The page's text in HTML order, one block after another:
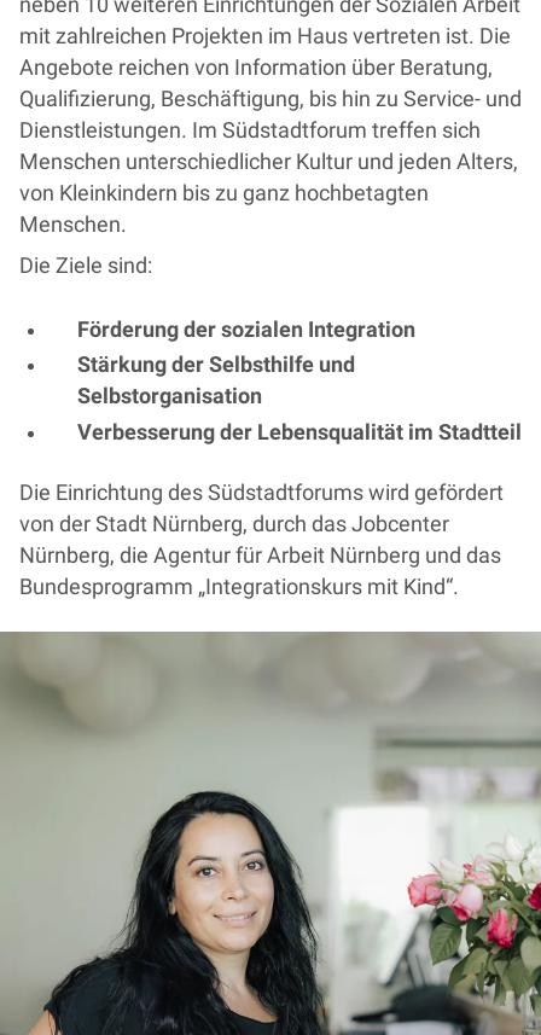
neben 10 weiteren Einrichtungen der Sozialen Arbeit
mit zahlreichen Projekten im Haus vertreten ist. Die
Angebote reichen von Information über Beratung,
Qualifizierung, Beschäftigung, bis hin zu Service- und
Dienstleistungen. Im Südstadtforum treffen sich
Menschen unterschiedlicher Kultur und jeden Alters,
von Kleinkindern bis zu ganz hochbetagten
Menschen.
Die Ziele sind:
Förderung der sozialen Integration
Stärkung der Selbsthilfe und
Selbstorganisation
Verbesserung der Lebensqualität im Stadtteil
Die Einrichtung des Südstadtforums wird gefördert
von der Stadt Nürnberg, durch das Jobcenter
Nürnberg, die Agentur für Arbeit Nürnberg und das
Bundesprogramm „Integrationskurs mit Kind“.